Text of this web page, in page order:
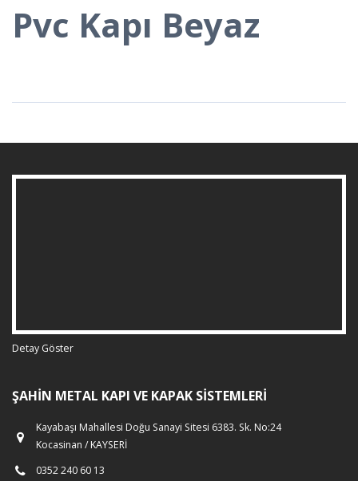
Pvc Kapı Beyaz
Detay Göster
ŞAHIN METAL KAPI VE KAPAK SISTEMLERI
Kayabaşı Mahallesi Doğu Sanayi Sitesi 6383. Sk. No:24
Kocasinan / KAYSERİ
0352 240 60 13